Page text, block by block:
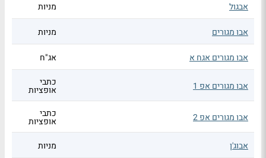
אבגול
מניות
אבו מגורים מניות
אבו מגורים אגח א אג"ח
אבו מגורים אפ 1 כתבי
אופציות
אבו מגורים אפ 2 כתבי
אופציות
אבוג'ן
מניות